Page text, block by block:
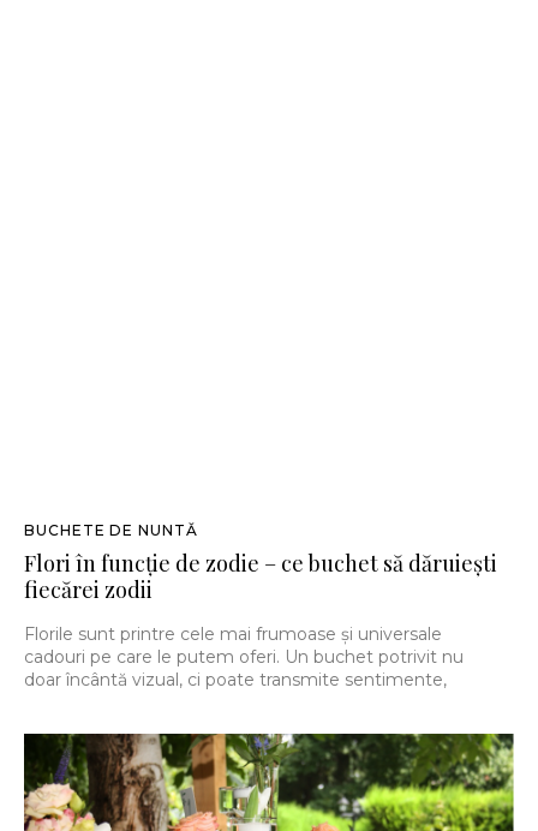
BUCHETE DE NUNTĂ
Flori în funcție de zodie – ce buchet să dăruiești
fiecărei zodii
Florile sunt printre cele mai frumoase și universale
cadouri pe care le putem oferi. Un buchet potrivit nu
doar încântă vizual, ci poate transmite sentimente,